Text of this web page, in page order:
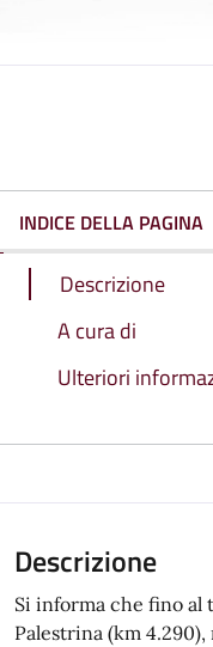
INDICE DELLA PAGINA
Descrizione
A cura di
Ulteriori
Descrizione
Si informa che fino al
Palestrina (km